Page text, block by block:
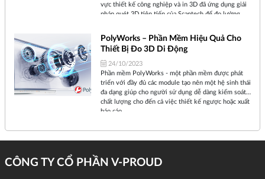
vực thiết kế công nghiệp và in 3D đã ứng dụng giải
pháp quét 3D tiên tiến của Scantech để đo lường
PolyWorks – Phần Mềm Hiệu Quả Cho
Thiết Bị Đo 3D Di Động
24/10/2023
Phần mềm PolyWorks - một phần mềm được phát
triển với đầy đủ các module tạo nên một hệ sinh thái
đa dạng giúp cho người sử dụng dễ dàng kiểm soát
chất lượng cho đến cả việc thiết kế ngược hoặc xuất
báo cáo
CÔNG TY CỔ PHẦN V-PROUD